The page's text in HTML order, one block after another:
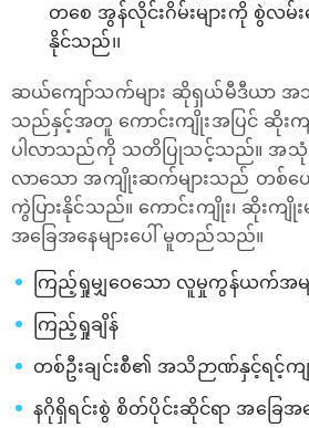
တစေ အွန်လိုင်းဂိမ်းများကို စွဲလမ်
နိုင်သည်၊၊
ဆယ်ကျော်သက်များ ဆိုရှယ်မီဒီယာ အ
သည်နှင့်အတူ ကောင်းကျိုးအပြင် ဆိုးက
ပါလာသည်ကို သတိပြုသင့်သည်။ အသုံး
လာသော အကျိုးဆက်များသည် တစ်
ကွဲပြားနိုင်သည်။ ကောင်းကျိုး၊ ဆိုးကျို
အခြေအနေများပေါ် မူတည်သည်။
ကြည့်ရှုမျှဝေသော လူမှုကွန်ယက်အမ
ကြည့်ရှုချိန်
တစ်ဦးချင်းစီ၏ အသိဉာဏ်နှင့်ရင့်က
နဂိုရှိရင်းစွဲ စိတ်ပိုင်းဆိုင်ရာ အခြေအ